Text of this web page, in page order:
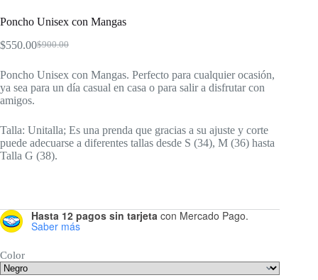
Poncho Unisex con Mangas
$900.00
El
original
era:
$900.00.
$550.00El
actual
es:
$550.00.
Poncho Unisex con Mangas. Perfecto para cualquier ocasión,
ya sea para un día casual en casa o para salir a disfrutar con
amigos.
Talla: Unitalla; Es una prenda que gracias a su ajuste y corte
puede adecuarse a diferentes tallas desde S (34), M (36) hasta
Talla G (38).
Hasta 12 pagos sin tarjeta con Mercado Pago.
Saber más
Color